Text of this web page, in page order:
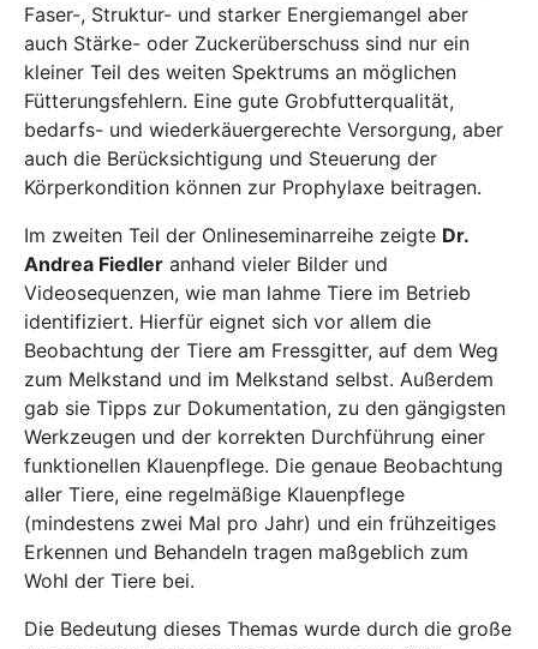
Faser-, Struktur- und starker Energiemangel aber
auch Stärke- oder Zuckerüberschuss sind nur ein
kleiner Teil des weiten Spektrums an möglichen
Fütterungsfehlern. Eine gute Grobfutterqualität,
bedarfs- und wiederkäuergerechte Versorgung, aber
auch die Berücksichtigung und Steuerung der
Körperkondition können zur Prophylaxe beitragen.
Im zweiten Teil der Onlineseminarreihe zeigte Dr.
Andrea Fiedler anhand vieler Bilder und
Videosequenzen, wie man lahme Tiere im Betrieb
identifiziert. Hierfür eignet sich vor allem die
Beobachtung der Tiere am Fressgitter, auf dem Weg
zum Melkstand und im Melkstand selbst. Außerdem
gab sie Tipps zur Dokumentation, zu den gängigsten
Werkzeugen und der korrekten Durchführung einer
funktionellen Klauenpflege. Die genaue Beobachtung
aller Tiere, eine regelmäßige Klauenpflege
(mindestens zwei Mal pro Jahr) und ein frühzeitiges
Erkennen und Behandeln tragen maßgeblich zum
Wohl der Tiere bei.
Die Bedeutung dieses Themas wurde durch die große